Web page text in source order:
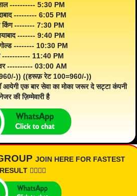
---------- 5:30 PM
--------- 6:05 PM
किंग -------- 7:30 PM
------- 9:40 PM
-------- 10:30 PM
----------- 11:40 PM
---------- 03:00 AM
)) ((हरूफ़ रेट 100=960/-))
एक बार सेवा का मोका जरूर दे सट्टा कंपनी
की ज़िम्मेवारी है
JOIN HERE FOR FASTEST
RESULT 👇🏾👇🏾